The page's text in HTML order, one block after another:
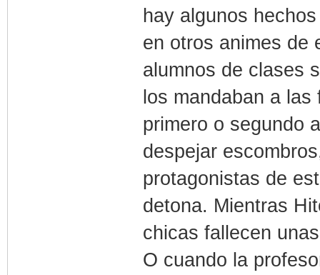
hay algunos
en otros animes de
alumnos de clases
los mandaban a
primero o segundo
despejar
protagonistas de
detona. Mientras
chicas fallecen
O cuando la